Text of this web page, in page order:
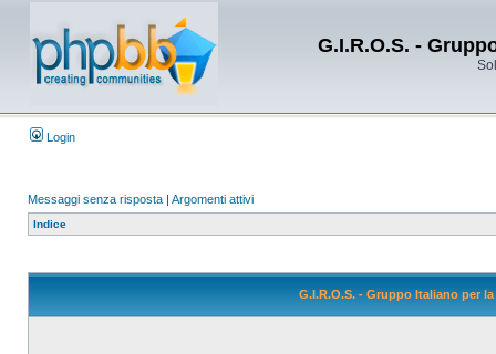
G.I.R.O.S. -
Login
Messaggi senza risposta | Argomenti attivi
Indice
G.I.R.O.S. - Gruppo Italiano per